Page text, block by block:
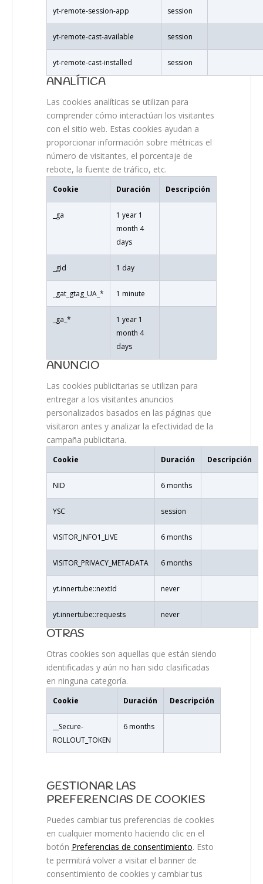
yt-remote-session-app session
yt-remote-cast-available session
yt-remote-cast-installed session
ANALÍTICA
Las cookies analíticas se utilizan para
comprender cómo interactúan los visitantes
con el sitio web. Estas cookies ayudan a
proporcionar información sobre métricas el
número de visitantes, el porcentaje de
rebote, la fuente de tráfico, etc.
Cookie Duración Descripción
_ga
1 year 1
month 4
days
_gid 1 day
_gat_gtag_UA_* 1 minute
_ga_*
1 year 1
month 4
days
ANUNCIO
Las cookies publicitarias se utilizan para
entregar a los visitantes anuncios
personalizados basados ​​en las páginas que
visitaron antes y analizar la efectividad de la
campaña publicitaria.
Cookie Duración Descripción
NID 6 months
YSC session
VISITOR_INFO1_LIVE 6 months
VISITOR_PRIVACY_METADATA 6 months
yt.innertube::nextId never
yt.innertube::requests never
OTRAS
Otras cookies son aquellas que están siendo
identificadas y aún no han sido clasificadas
en ninguna categoría.
Cookie Duración Descripción
__Secure-
ROLLOUT_TOKEN
6 months
GESTIONAR LAS
PREFERENCIAS DE COOKIES
Puedes cambiar tus preferencias de cookies
en cualquier momento haciendo clic en el
botón Preferencias de consentimiento. Esto
te permitirá volver a visitar el banner de
consentimiento de cookies y cambiar tus